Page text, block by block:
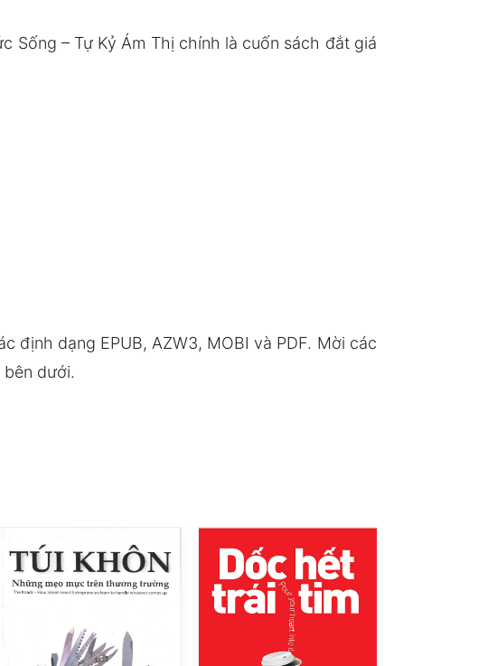
Sống – Tự Kỷ Ám Thị chính là cuốn sách đắt giá
định dạng EPUB, AZW3, MOBI và PDF. Mời các
bên dưới.